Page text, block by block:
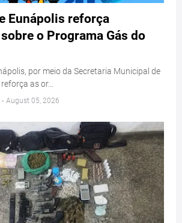
Eunápolis reforça
o Programa Gás do
por meio da Secretaria Municipal de
as or…
- August 05, 2026